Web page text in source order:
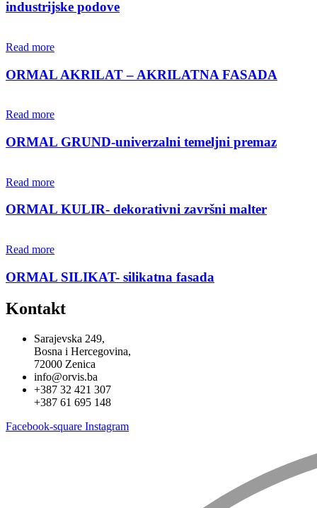
industrijske podove
Read more
ORMAL AKRILAT – AKRILATNA FASADA
Read more
ORMAL GRUND-univerzalni temeljni premaz
Read more
ORMAL KULIR- dekorativni završni malter
Read more
ORMAL SILIKAT- silikatna fasada
Kontakt
Sarajevska 249,
Bosna i Hercegovina,
72000 Zenica
info@orvis.ba
+387 32 421 307
+387 61 695 148
Facebook-square Instagram